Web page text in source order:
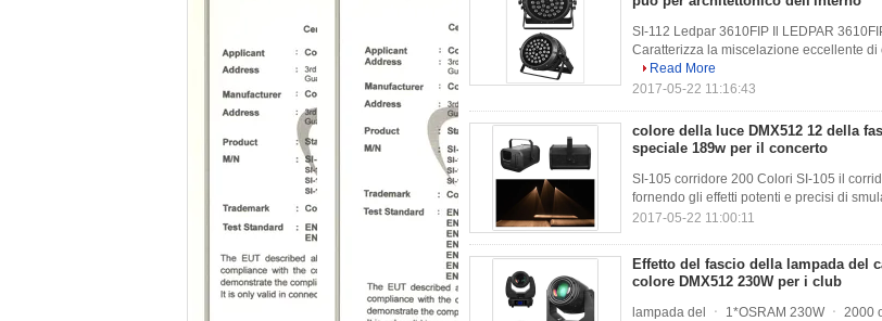
SI-112 Ledpar 3610FIP Il LEDPAR
Caratterizza la miscelazione eccellente
Read More
2017-05-22 11:16:43
colore della luce DMX512 12 della
speciale 189w per il concerto
SI-105 corridore 200 Colori SI-105 il
fornendo gli effetti potenti e precisi di
2017-05-22 11:00:11
Effetto del fascio della lampada del
colore DMX512 230W per i club
lampada del ㆍ 1*OSRAM 230W ㆍ